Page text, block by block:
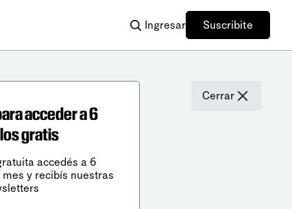
Ingresar Suscribite
Cerrar
acceder a 6
gratis
accedés a 6
y recibís nuestras